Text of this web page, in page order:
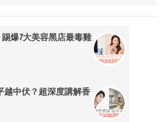
踢爆7大美容黑店最毒雞
越中伏？超深度講解香